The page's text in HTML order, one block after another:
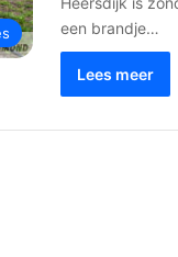
een brandje…
Lees meer